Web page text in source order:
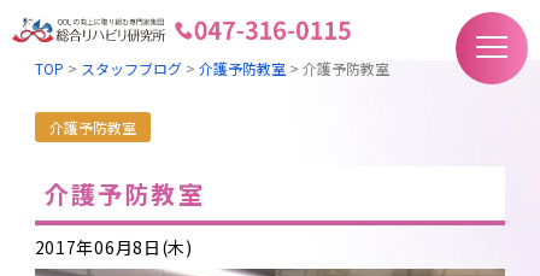
TOP > スタッフブログ> 介護予防教室 > 介護予防教室
介護予防教室
介護予防教室
2017年06月8日(木)